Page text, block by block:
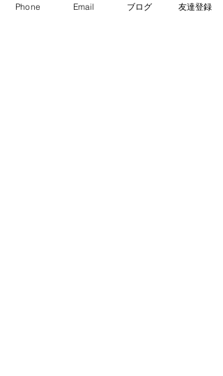
Phone Email ブログ 友達登録